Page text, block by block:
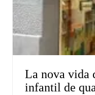
La nova vida
infantil de